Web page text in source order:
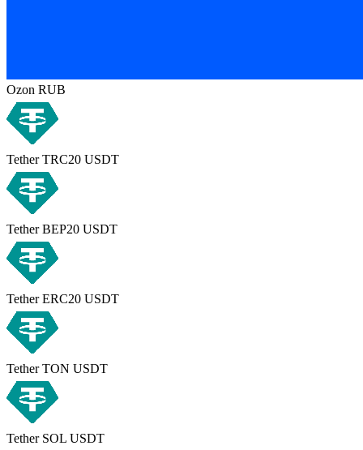
Ozon RUB
Tether TRC20 USDT
Tether BEP20 USDT
Tether ERC20 USDT
Tether TON USDT
Tether SOL USDT